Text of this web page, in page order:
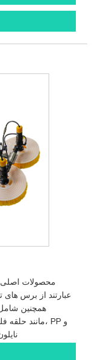
محصولات
عبارتند از برس
همچنین